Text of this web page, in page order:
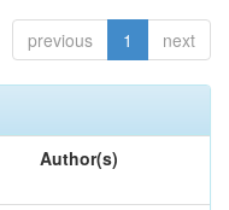
previous 1 next
Author(s)